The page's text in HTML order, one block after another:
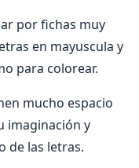
por fichas muy
en mayuscula y
para colorear.
mucho espacio
imaginación y
de las letras.